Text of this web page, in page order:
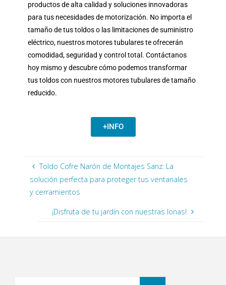
productos de alta calidad y soluciones innovadoras
para tus necesidades de motorización. No importa el
tamaño de tus toldos o las limitaciones de suministro
eléctrico, nuestros motores tubulares te ofrecerán
comodidad, seguridad y control total. Contáctanos
hoy mismo y descubre cómo podemos transformar
tus toldos con nuestros motores tubulares de tamaño
reducido.
+INFO
Toldo Cofre Narón de Montajes Sanz: La
solución perfecta para proteger tus ventanales
y cerramientos
¡Disfruta de tu jardín con nuestras lonas!